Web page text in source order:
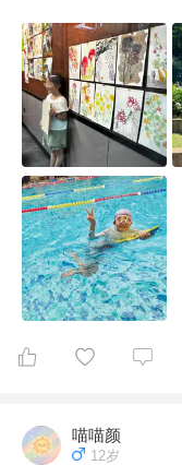
晚11，中午午休1小
喵喵颜
12岁